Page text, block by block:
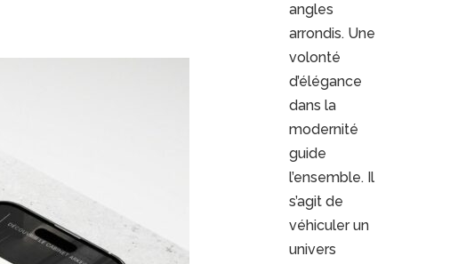
angles
arrondis. Une
volonté
d’élégance
dans la
modernité
guide
l’ensemble. Il
s’agit de
véhiculer un
univers